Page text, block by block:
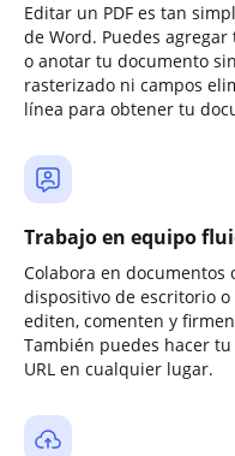
Editar un PDF es tan
de Word. Puedes
o anotar tu documento
rasterizado ni campos
línea para obtener tu
Trabajo en equipo
Colabora en
dispositivo de escritorio
editen, comenten y
También puedes hacer
URL en cualquier lugar.